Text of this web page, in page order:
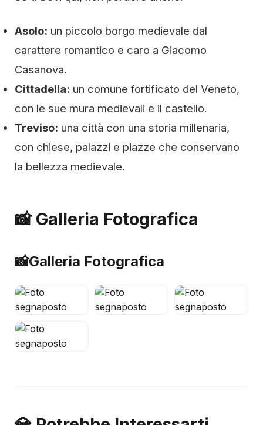
Asolo: un piccolo borgo medievale dal
carattere romantico e caro a Giacomo
Casanova.
Cittadella: un comune fortificato del Veneto,
con le sue mura medievali e il castello.
Treviso: una città con una storia millenaria,
con chiese, palazzi e piazze che conservano
la bellezza medievale.
📸 Galleria Fotografica
📸Galleria Fotografica